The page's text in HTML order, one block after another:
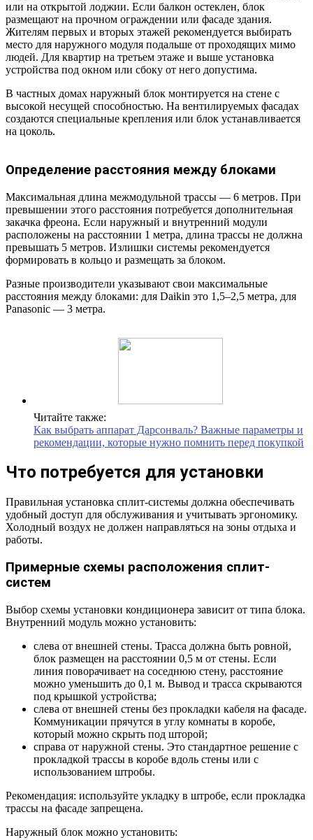
или на открытой лоджии. Если балкон остеклен, блок
размещают на прочном ограждении или фасаде здания.
Жителям первых и вторых этажей рекомендуется выбирать
место для наружного модуля подальше от проходящих мимо
людей. Для квартир на третьем этаже и выше установка
устройства под окном или сбоку от него допустима.
В частных домах наружный блок монтируется на стене с
высокой несущей способностью. На вентилируемых фасадах
создаются специальные крепления или блок устанавливается
на цоколь.
Определение расстояния между блоками
Максимальная длина межмодульной трассы — 6 метров. При
превышении этого расстояния потребуется дополнительная
закачка фреона. Если наружный и внутренний модули
расположены на расстоянии 1 метра, длина трассы не должна
превышать 5 метров. Излишки системы рекомендуется
формировать в кольцо и размещать за блоком.
Разные производители указывают свои максимальные
расстояния между блоками: для Daikin это 1,5–2,5 метра, для
Panasonic — 3 метра.
Читайте также:
Как выбрать аппарат Дарсонваль? Важные параметры и
рекомендации, которые нужно помнить перед покупкой
Что потребуется для установки
Правильная установка сплит-системы должна обеспечивать
удобный доступ для обслуживания и учитывать эргономику.
Холодный воздух не должен направляться на зоны отдыха и
работы.
Примерные схемы расположения сплит-
систем
Выбор схемы установки кондиционера зависит от типа блока.
Внутренний модуль можно установить:
слева от внешней стены. Трасса должна быть ровной,
блок размещен на расстоянии 0,5 м от стены. Если
линия поворачивает на соседнюю стену, расстояние
можно уменьшить до 0,1 м. Вывод и трасса скрываются
под крышкой устройства;
слева от внешней стены без прокладки кабеля на фасаде.
Коммуникации прячутся в углу комнаты в коробе,
который можно скрыть под шторой;
справа от наружной стены. Это стандартное решение с
прокладкой трассы в коробе вдоль стены или с
использованием штробы.
Рекомендация: используйте укладку в штробе, если прокладка
трассы на фасаде запрещена.
Наружный блок можно установить: